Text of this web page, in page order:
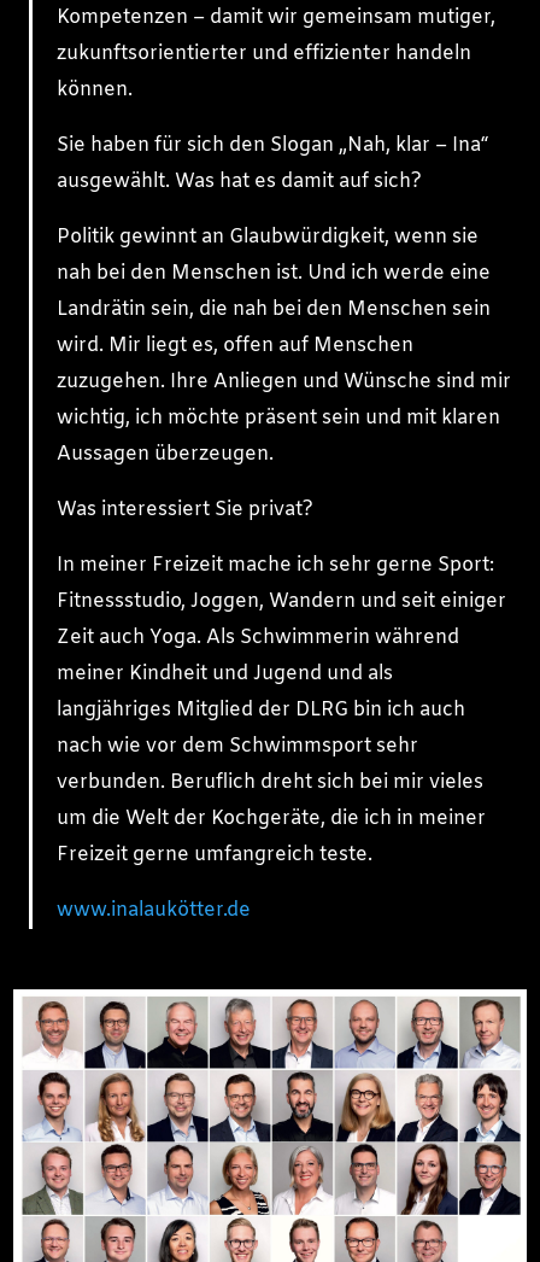
Kompetenzen – damit wir gemeinsam mutiger,
zukunftsorientierter und effizienter handeln
können.
Sie haben für sich den Slogan „Nah, klar – Ina“
ausgewählt. Was hat es damit auf sich?
Politik gewinnt an Glaubwürdigkeit, wenn sie
nah bei den Menschen ist. Und ich werde eine
Landrätin sein, die nah bei den Menschen sein
wird. Mir liegt es, offen auf Menschen
zuzugehen. Ihre Anliegen und Wünsche sind mir
wichtig, ich möchte präsent sein und mit klaren
Aussagen überzeugen.
Was interessiert Sie privat?
In meiner Freizeit mache ich sehr gerne Sport:
Fitnessstudio, Joggen, Wandern und seit einiger
Zeit auch Yoga. Als Schwimmerin während
meiner Kindheit und Jugend und als
langjähriges Mitglied der DLRG bin ich auch
nach wie vor dem Schwimmsport sehr
verbunden. Beruflich dreht sich bei mir vieles
um die Welt der Kochgeräte, die ich in meiner
Freizeit gerne umfangreich teste.
www.inalaukötter.de